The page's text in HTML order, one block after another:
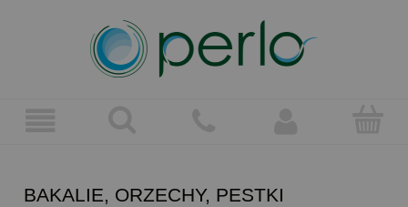
BAKALIE, ORZECHY, PESTKI